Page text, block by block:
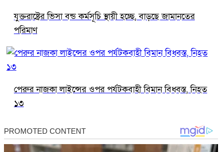
যুক্তরাষ্ট্রের ভিসা বন্ড কর্মসূচি স্থায়ী হচ্ছে, বাড়ছে জামানতের
পরিমাণ
পেরুর নাজকা লাইন্সের ওপর পর্যটকবাহী বিমান বিধ্বস্ত, নিহত
১৩